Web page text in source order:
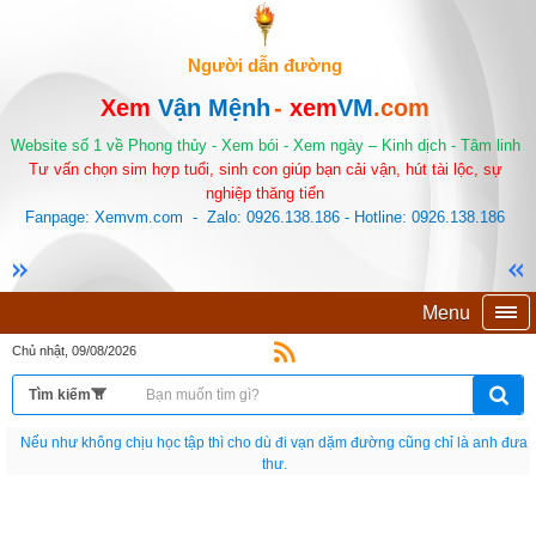
Người dẫn đường
Xem Vận Mệnh- xemVM.com
Website số 1 về Phong thủy - Xem bói - Xem ngày – Kinh dịch - Tâm linh
Tư vấn chọn sim hợp tuổi, sinh con giúp bạn cải vận, hút tài lộc, sự
nghiệp thăng tiến
Fanpage: Xemvm.com - Zalo: 0926.138.186 - Hotline: 0926.138.186
Menu
Chủ nhật, 09/08/2026
Nếu như không chịu học tập thì cho dù đi vạn dặm đường cũng chỉ là anh đưa
thư.